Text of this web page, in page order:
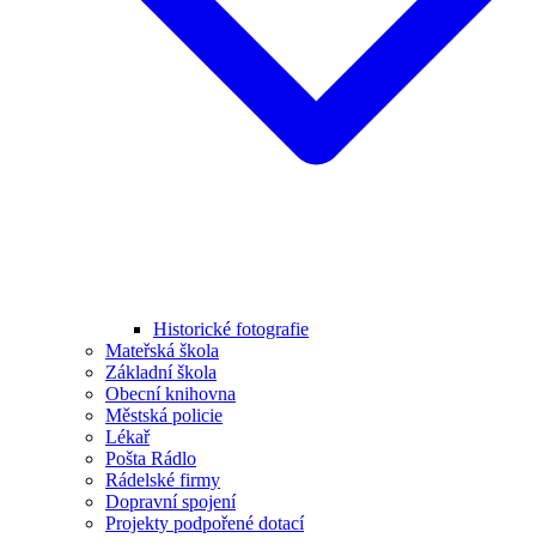
Historické fotografie
Mateřská škola
Základní škola
Obecní knihovna
Městská policie
Lékař
Pošta Rádlo
Rádelské firmy
Dopravní spojení
Projekty podpořené dotací